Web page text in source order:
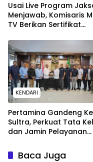
Usai Live Program
Menjawab, Komisaris
TV Berikan Sertifikat
Kejari Muna
KENDARI
Pertamina Gandeng
Sultra, Perkuat Tata
dan Jamin Pelayanan
Baca Juga